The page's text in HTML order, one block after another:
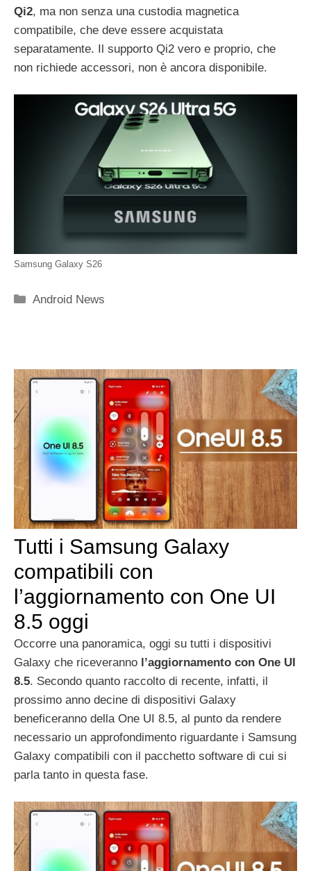
Qi2, ma non senza una custodia magnetica
compatibile, che deve essere acquistata
separatamente. Il supporto Qi2 vero e proprio, che
non richiede accessori, non è ancora disponibile.
Samsung Galaxy S26
Categorie
Android News
Tutti i Samsung Galaxy
compatibili con
l’aggiornamento con One UI
8.5 oggi
Occorre una panoramica, oggi su tutti i dispositivi
Galaxy che riceveranno l’aggiornamento con One UI
8.5. Secondo quanto raccolto di recente, infatti, il
prossimo anno decine di dispositivi Galaxy
beneficeranno della One UI 8.5, al punto da rendere
necessario un approfondimento riguardante i Samsung
Galaxy compatibili con il pacchetto software di cui si
parla tanto in questa fase.